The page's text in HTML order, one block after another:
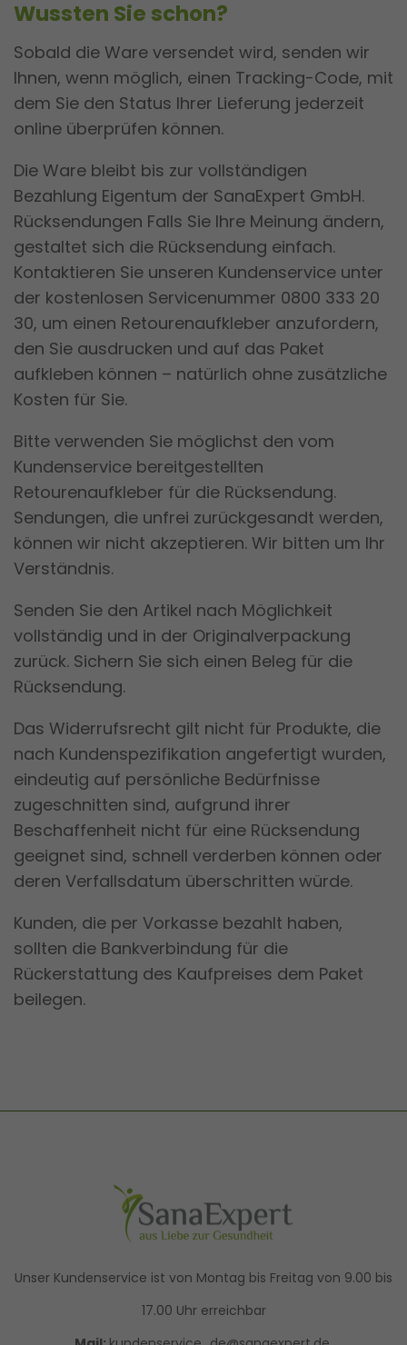
Wussten Sie schon?
Sobald die Ware versendet wird, senden wir
Ihnen, wenn möglich, einen Tracking-Code, mit
dem Sie den Status Ihrer Lieferung jederzeit
online überprüfen können.
Die Ware bleibt bis zur vollständigen
Bezahlung Eigentum der SanaExpert GmbH.
Rücksendungen Falls Sie Ihre Meinung ändern,
gestaltet sich die Rücksendung einfach.
Kontaktieren Sie unseren Kundenservice unter
der kostenlosen Servicenummer 0800 333 20
30, um einen Retourenaufkleber anzufordern,
den Sie ausdrucken und auf das Paket
aufkleben können – natürlich ohne zusätzliche
Kosten für Sie.
Bitte verwenden Sie möglichst den vom
Kundenservice bereitgestellten
Retourenaufkleber für die Rücksendung.
Sendungen, die unfrei zurückgesandt werden,
können wir nicht akzeptieren. Wir bitten um Ihr
Verständnis.
Senden Sie den Artikel nach Möglichkeit
vollständig und in der Originalverpackung
zurück. Sichern Sie sich einen Beleg für die
Rücksendung.
Das Widerrufsrecht gilt nicht für Produkte, die
nach Kundenspezifikation angefertigt wurden,
eindeutig auf persönliche Bedürfnisse
zugeschnitten sind, aufgrund ihrer
Beschaffenheit nicht für eine Rücksendung
geeignet sind, schnell verderben können oder
deren Verfallsdatum überschritten würde.
Kunden, die per Vorkasse bezahlt haben,
sollten die Bankverbindung für die
Rückerstattung des Kaufpreises dem Paket
beilegen.
Unser Kundenservice ist von Montag bis Freitag von 9.00 bis
17.00 Uhr erreichbar